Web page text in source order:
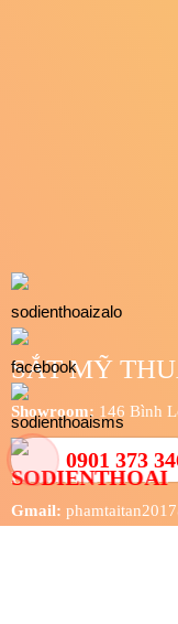
Lắp Đặt Cửa Sắt Tận Nơi
Gia Công Cửa Sắt Theo
Gia Công Cửa Đúc
Gia công sắt thép
Sửa Chữa Cửa Sắt Tận
Làm cửa sắt giá rẻ
0901 373